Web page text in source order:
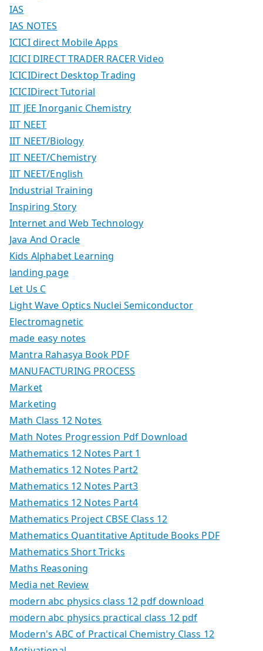
IAS
IAS NOTES
ICICI direct Mobile Apps
ICICI DIRECT TRADER RACER Video
ICICIDirect Desktop Trading
ICICIDirect Tutorial
IIT JEE Inorganic Chemistry
IIT NEET
IIT NEET/Biology
IIT NEET/Chemistry
IIT NEET/English
Industrial Training
Inspiring Story
Internet and Web Technology
Java And Oracle
Kids Alphabet Learning
landing page
Let Us C
Light Wave Optics Nuclei Semiconductor
Electromagnetic
made easy notes
Mantra Rahasya Book PDF
MANUFACTURING PROCESS
Market
Marketing
Math Class 12 Notes
Math Notes Progression Pdf Download
Mathematics 12 Notes Part 1
Mathematics 12 Notes Part2
Mathematics 12 Notes Part3
Mathematics 12 Notes Part4
Mathematics Project CBSE Class 12
Mathematics Quantitative Aptitude Books PDF
Mathematics Short Tricks
Maths Reasoning
Media net Review
modern abc physics class 12 pdf download
modern abc physics practical class 12 pdf
Modern's ABC of Practical Chemistry Class 12